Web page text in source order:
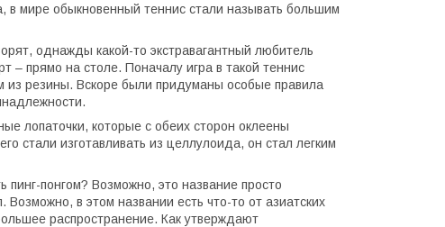
в мире обыкновенный теннис стали называть большим
однажды какой-то экстравагантный любитель
– прямо на столе. Поначалу игра в такой теннис
резины. Вскоре были придуманы особые правила
лопаточки, которые с обеих сторон оклеены
стали изготавливать из целлулоида, он стал легким
понгом? Возможно, это название просто
в этом названии есть что-то от азиатских
распространение. Как утверждают